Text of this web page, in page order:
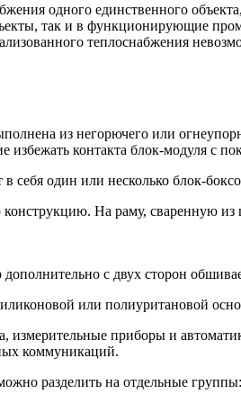
одного единственного
так и в функционирующие
теплоснабжения
из негорючего или
избежать контакта блок-модуля с
один или несколько блок-
На раму, сваренную
с двух сторон
или полиуритановой
измерительные приборы и
коммуникаций.
разделить на отдельные группы: